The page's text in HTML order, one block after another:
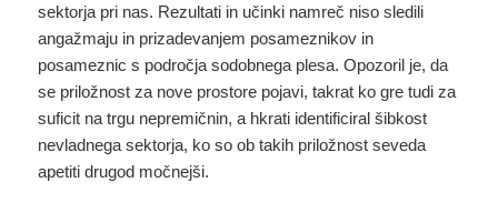
sektorja pri nas. Rezultati in učinki namreč niso sledili
angažmaju in prizadevanjem posameznikov in
posameznic s področja sodobnega plesa. Opozoril je, da
se priložnost za nove prostore pojavi, takrat ko gre tudi za
suficit na trgu nepremičnin, a hkrati identificiral šibkost
nevladnega sektorja, ko so ob takih priložnost seveda
apetiti drugod močnejši.